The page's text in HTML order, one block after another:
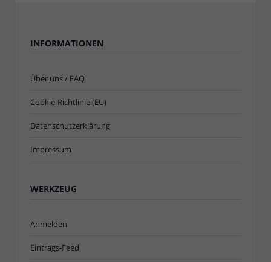
INFORMATIONEN
Über uns / FAQ
Cookie-Richtlinie (EU)
Datenschutzerklärung
Impressum
WERKZEUG
Anmelden
Eintrags-Feed